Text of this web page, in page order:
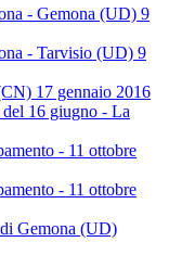
- Gemona (UD) 9
- Tarvisio (UD) 9
17 gennaio 2016
16 giugno - La
- 11 ottobre
- 11 ottobre
Gemona (UD)